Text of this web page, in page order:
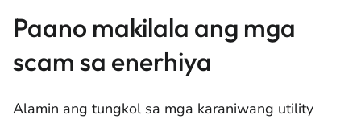
Paano makilala ang mga
scam sa enerhiya
Alamin ang tungkol sa mga karaniwang utility